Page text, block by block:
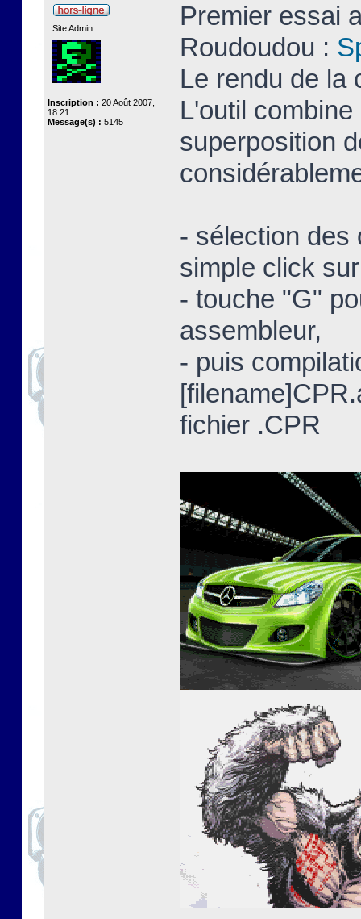
Site Admin
Inscription : 20 Août 2007,
18:21
Message(s) : 5145
Premier essai
Roudoudou :
Le rendu de la
L'outil
superposition
- sélection des
simple click
- touche "G"
assembleur,
- puis
fichier .CPR